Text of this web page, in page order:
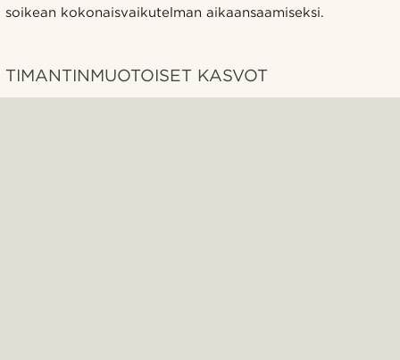
soikean kokonaisvaikutelman aikaansaamiseksi.
TIMANTINMUOTOISET KASVOT